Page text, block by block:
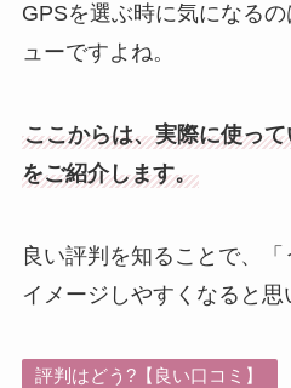
GPSを選ぶ時に気になる
ューですよね。
ここからは、実際に使っ
をご紹介します。
良い評判を知ることで、
イメージしやすくなると思
評判はどう?【良い口コミ】